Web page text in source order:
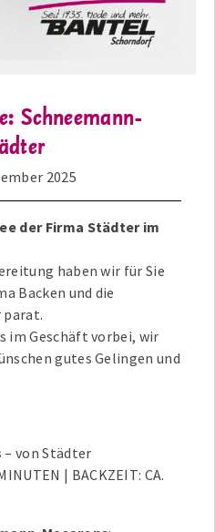
Schneemann-
2025
der Firma Städter im
haben wir für Sie
Backen und die
parat.
im Geschäft vorbei, wir
gutes Gelingen und
– von Städter
| BACKZEIT: CA.